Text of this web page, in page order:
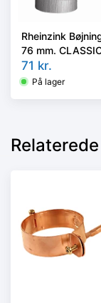
Rheinzink
76 mm.
walzblank -
retur -
71 kr.
På lager